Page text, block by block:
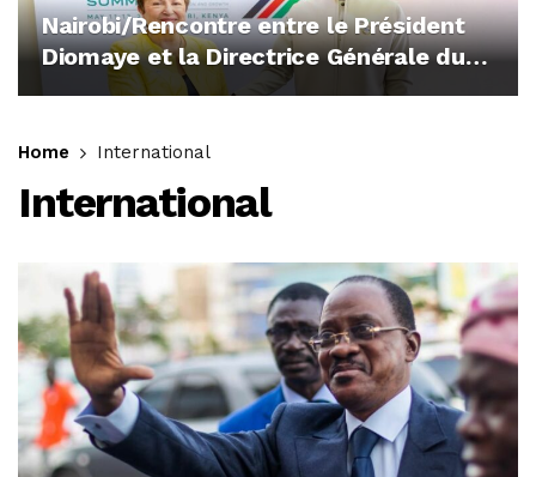
Nairobi/Rencontre entre le Président
Diomaye et la Directrice Générale du
Home International
International